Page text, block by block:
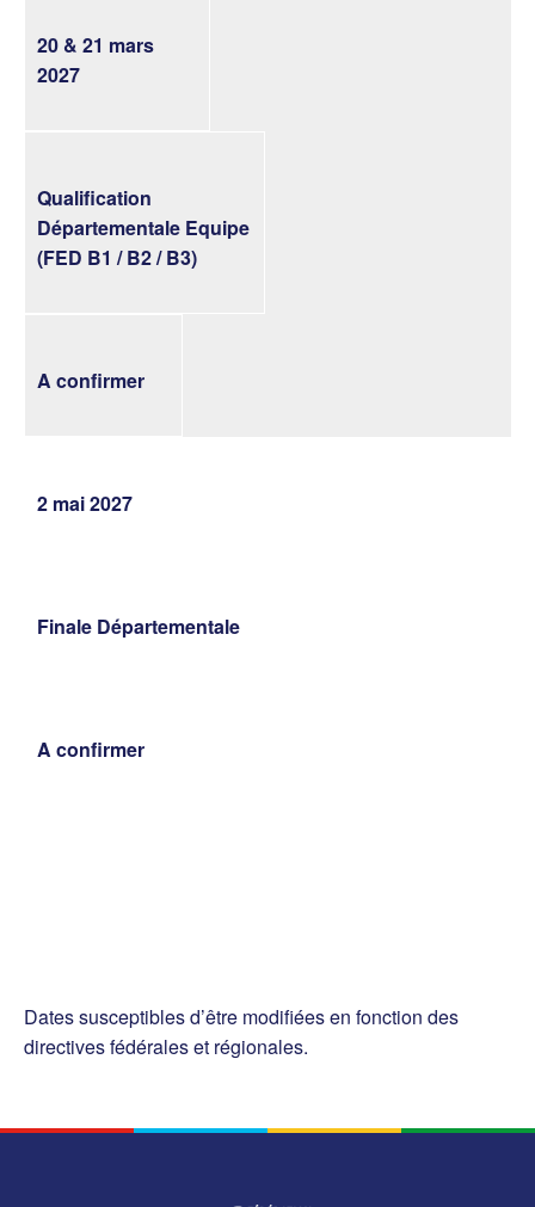
20 & 21 mars
2027
Qualification
Départementale Equipe
(FED B1 / B2 / B3)
A confirmer
2 mai 2027
Finale Départementale
A confirmer
Dates susceptibles d’être modifiées en fonction des
directives fédérales et régionales.